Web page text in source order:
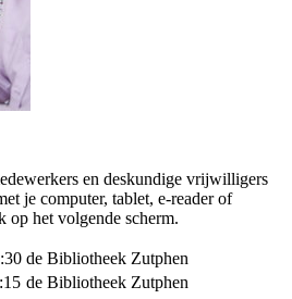
en deskundige vrijwilligers
je computer, tablet, e-reader of
op het volgende scherm.
de Bibliotheek Zutphen
de Bibliotheek Zutphen